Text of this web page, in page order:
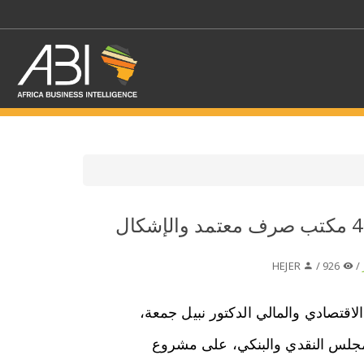
الجزائر:نبيل جمعة: 46 مكتب صرف معتمد والإشكال
/
والمالي الدكتور نبيل جمعة،
النقدي والبنكي، على مشروع